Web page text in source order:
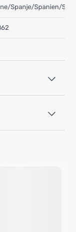
Spanje/Spanien/